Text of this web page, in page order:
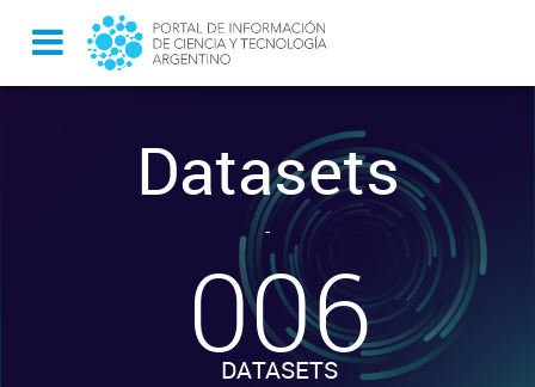
Datasets
-
006
DATASETS